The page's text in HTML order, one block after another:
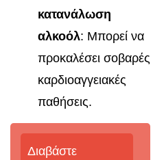
κατανάλωση
αλκοόλ: Μπορεί να
προκαλέσει σοβαρές
καρδιοαγγειακές
παθήσεις.
Διαβάστε